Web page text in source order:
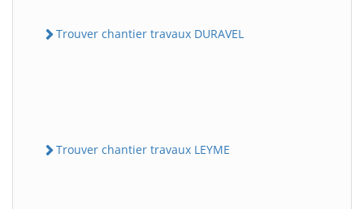
Trouver chantier travaux DURAVEL
Trouver chantier travaux LEYME